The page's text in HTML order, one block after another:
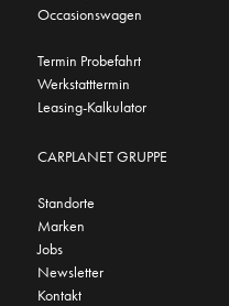
Occasionswagen
Termin Probefahrt
Werkstatttermin
Leasing-Kalkulator
CARPLANET GRUPPE
Standorte
Marken
Jobs
Newsletter
Kontakt